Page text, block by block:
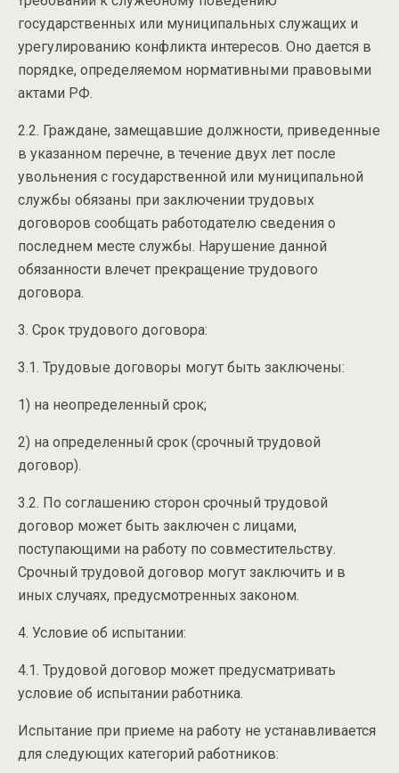
государственных или муниципальных служащих и
урегулированию конфликта интересов. Оно дается в
порядке, определяемом нормативными правовыми
актами РФ.
2.2. Граждане, замещавшие должности, приведенные
в указанном перечне, в течение двух лет после
увольнения с государственной или муниципальной
службы обязаны при заключении трудовых
договоров сообщать работодателю сведения о
последнем месте службы. Нарушение данной
обязанности влечет прекращение трудового
договора.
3. Срок трудового договора:
3.1. Трудовые договоры могут быть заключены:
1) на неопределенный срок;
2) на определенный срок (срочный трудовой
договор).
3.2. По соглашению сторон срочный трудовой
договор может быть заключен с лицами,
поступающими на работу по совместительству.
Срочный трудовой договор могут заключить и в
иных случаях, предусмотренных законом.
4. Условие об испытании:
4.1. Трудовой договор может предусматривать
условие об испытании работника.
Испытание при приеме на работу не устанавливается
для следующих категорий работников: